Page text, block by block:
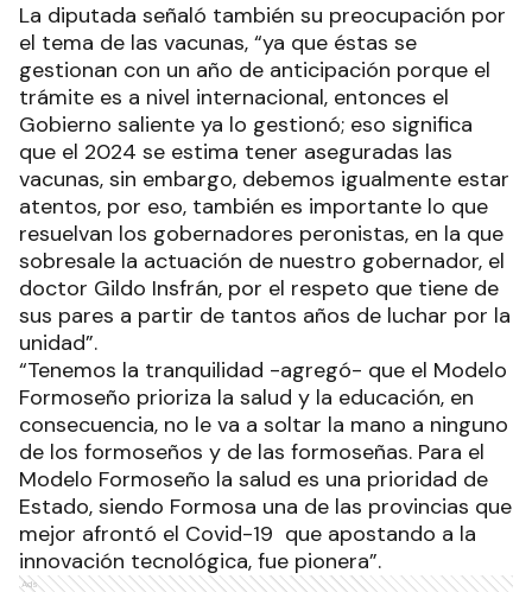
La diputada señaló también su preocupación por
el tema de las vacunas, “ya que éstas se
gestionan con un año de anticipación porque el
trámite es a nivel internacional, entonces el
Gobierno saliente ya lo gestionó; eso significa
que el 2024 se estima tener aseguradas las
vacunas, sin embargo, debemos igualmente estar
atentos, por eso, también es importante lo que
resuelvan los gobernadores peronistas, en la que
sobresale la actuación de nuestro gobernador, el
doctor Gildo Insfrán, por el respeto que tiene de
sus pares a partir de tantos años de luchar por la
unidad”.
“Tenemos la tranquilidad -agregó- que el Modelo
Formoseño prioriza la salud y la educación, en
consecuencia, no le va a soltar la mano a ninguno
de los formoseños y de las formoseñas. Para el
Modelo Formoseño la salud es una prioridad de
Estado, siendo Formosa una de las provincias que
mejor afrontó el Covid-19 que apostando a la
innovación tecnológica, fue pionera”.
Ads